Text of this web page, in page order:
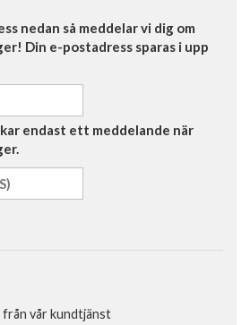
nedan så meddelar vi dig om
Din e-postadress sparas i upp
endast ett meddelande när
vår kundtjänst